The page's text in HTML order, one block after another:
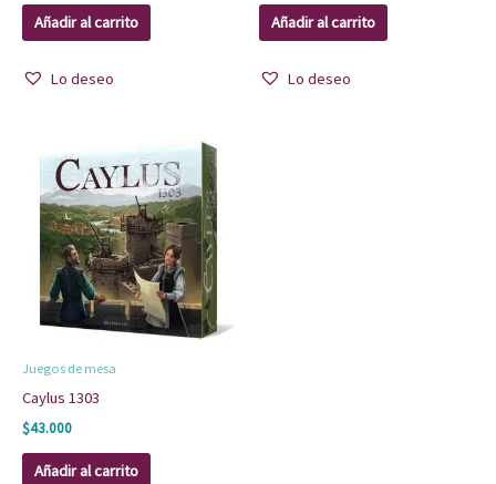
Añadir al carrito
Lo deseo
Añadir al carrito
Lo deseo
Juegos de mesa
Caylus 1303
$43.000
Añadir al carrito